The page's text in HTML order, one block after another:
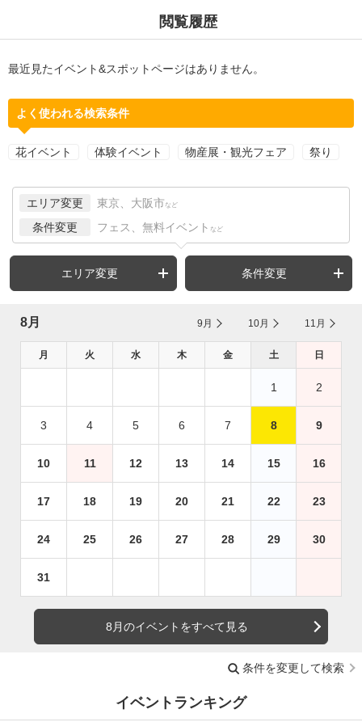
閲覧履歴
最近見たイベント&スポットページはありません。
よく使われる検索条件
花イベント 体験イベント 物産展・観光フェア 祭り
エリア変更 東京、大阪市 など
条件変更 フェス、無料イベント など
エリア変更 条件変更
8月 9月 10月 11月
月 火 水 木 金 土 日
1 2
3 4 5 6 7 8 9
10 11 12 13 14 15 16
17 18 19 20 21 22 23
24 25 26 27 28 29 30
31
8月のイベントをすべて見る
条件を変更して検索
イベントランキング